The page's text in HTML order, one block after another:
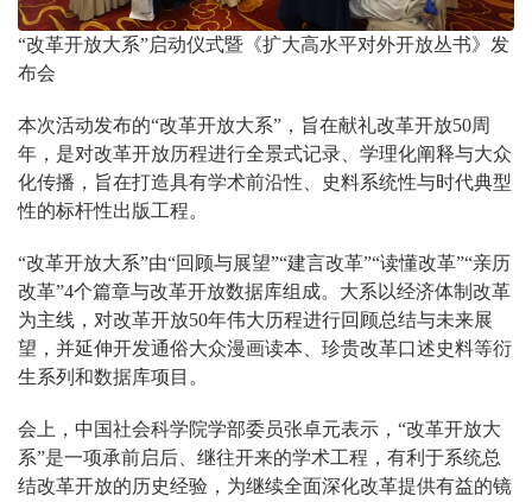
“改革开放大系”启动仪式暨《扩大高水平对外开放丛书》发
布会
本次活动发布的“改革开放大系”，旨在献礼改革开放50周
年，是对改革开放历程进行全景式记录、学理化阐释与大众
化传播，旨在打造具有学术前沿性、史料系统性与时代典型
性的标杆性出版工程。
“改革开放大系”由“回顾与展望”“建言改革”“读懂改革”“亲历
改革”4个篇章与改革开放数据库组成。大系以经济体制改革
为主线，对改革开放50年伟大历程进行回顾总结与未来展
望，并延伸开发通俗大众漫画读本、珍贵改革口述史料等衍
生系列和数据库项目。
会上，中国社会科学院学部委员张卓元表示，“改革开放大
系”是一项承前启后、继往开来的学术工程，有利于系统总
结改革开放的历史经验，为继续全面深化改革提供有益的镜